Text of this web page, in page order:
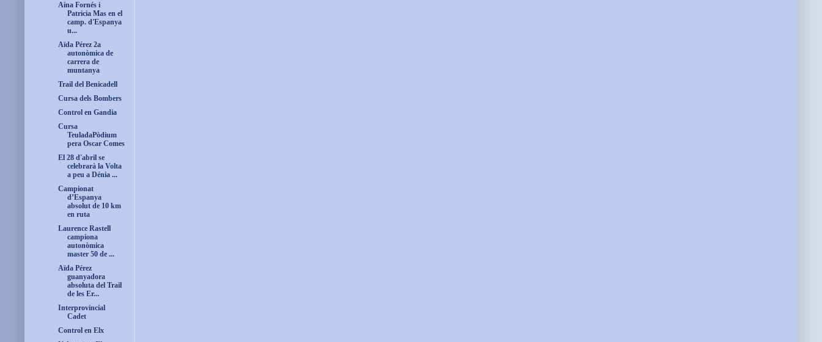
Aina Fornés i
Patricia Mas en el
camp. d'Espanya
u...
Aïda Pérez 2a
autonòmica de
carrera de
muntanya
Trail del Benicadell
Cursa dels Bombers
Control en Gandia
Cursa
TeuladaPòdium
pera Oscar Comes
El 28 d'abril se
celebrarà la Volta
a peu a Dénia ...
Campionat
d’Espanya
absolut de 10 km
en ruta
Laurence Rastell
campiona
autonòmica
master 50 de ...
Aïda Pérez
guanyadora
absoluta del Trail
de les Er...
Interprovincial
Cadet
Control en Elx